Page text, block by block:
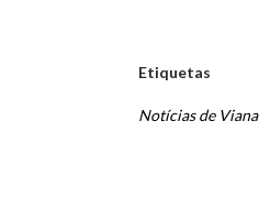
Etiquetas
Notícias de Viana